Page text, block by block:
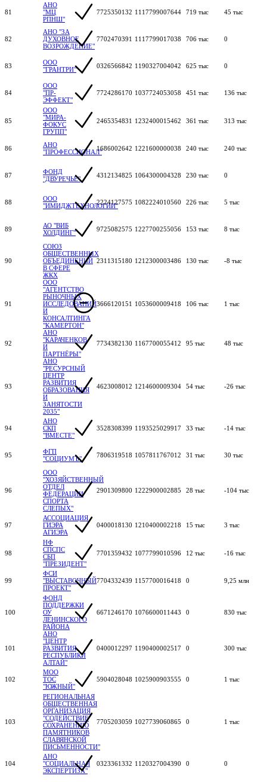
81
АНО
"МЦ
РПНШ"
7725350132 1117799007644 719 тыс 45 тыс
82
АНО "ЗА
ДУХОВНОЕ
ВОЗРОЖДЕНИЕ"
7702470391 1117799017038 706 тыс 0
83
ООО
"ГРАНТРИ"
0326566842 1190327004042 625 тыс 0
84
ООО
"ПР-
ЭФФЕКТ"
7724286170 1037724053058 451 тыс 136 тыс
85
ООО
"МИРА-
ФОКУС
ГРУПП"
2465354831 1232400015462 361 тыс 313 тыс
86
АНО
"ПРОФЕССИОНАЛ"1686002642 1221600000038 240 тыс 240 тыс
87
ФОНД
"ДВУРЕЧЬЕ"
4312134825 1064300004328 230 тыс 0
88
ООО
"ИМИДЖТЕХНОЛОГИИ"
2224127575 1082224010560 226 тыс 5 тыс
89
АО "ВИБ
ХОЛДИНГ"
9725082575 1227700255056 153 тыс 8 тыс
90
СОЮЗ
ОБЩЕСТВЕННЫХ
ОБЪЕДИНЕНИЙ
В СФЕРЕ
ЖКХ
2311315180 1212300003486 130 тыс -8 тыс
91
ООО
"АГЕНТСТВО
РЫНОЧНЫХ
ИССЛЕДОВАНИЙ
И
КОНСАЛТИНГА
"КАМЕРТОН"
3666120151 1053600009418 106 тыс 1 тыс
92
АНО
"КАРАЧЕНКОВ
И
ПАРТНЁРЫ"
7734382130 1167700055412 95 тыс 48 тыс
93
АНО
"РЕСУРСНЫЙ
ЦЕНТР
РАЗВИТИЯ
ОБРАЗОВАНИЯ
И
ЗАНЯТОСТИ
2035"
4623008012 1214600009304 54 тыс -26 тыс
94
АНО
СКП
"ВМЕСТЕ"
3528308399 1193525029917 33 тыс -14 тыс
95
ФГП
"СОЦИУМЪ"
7806319518 1057811767012 31 тыс 30 тыс
96
ООО
"ХОЗЯЙСТВЕННЫЙ
ОТДЕЛ
ФЕДЕРАЦИИ
СПОРТА
СЛЕПЫХ"
2901309800 1222900002885 28 тыс -104 тыс
97
АССОЦИАЦИЯ
ГИЭРА
АГИЭРА
0400018130 1210400002218 15 тыс 3 тыс
98
НФ
СПСПС
СБП
"ПРЕЗИДЕНТ"
7701359432 1077799010596 12 тыс -16 тыс
99
ФСИ
"ВЫСТАВОЧНЫЙ
ПРОЕКТ"
7704332439 1157700016418 0 9,25 млн
100
ФОНД
ПОДДЕРЖКИ
ОУ
ЛЕНИНСКОГО
РАЙОНА
6671246170 1076600011443 0 830 тыс
101
АНО
"ЦЕНТР
РАЗВИТИЯ
РЕСПУБЛИКИ
АЛТАЙ"
0400012297 1190400002517 0 300 тыс
102
МОО
ТОС
"ЮЖНЫЙ"
5904028048 1025900903555 0 1 тыс
103
РЕГИОНАЛЬНАЯ
ОБЩЕСТВЕННАЯ
ОРГАНИЗАЦИЯ
"СОДЕЙСТВИЕ
СОХРАНЕНИЮ
ПАМЯТНИКОВ
СЛАВЯНСКОЙ
ПИСЬМЕННОСТИ"
7705203059 1027739060865 0 1 тыс
104
АНО
"СОЦИАЛЬНАЯ
ЭКСПЕРТИЗА"
0323361332 1120327004390 0 0